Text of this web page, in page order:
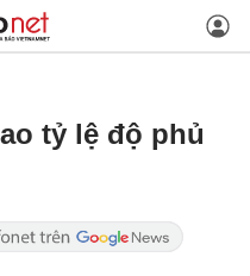
tỷ lệ độ phủ